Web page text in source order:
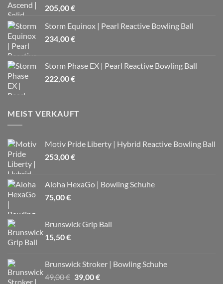
205,00€
Storm Equinox | Pearl Reactive Bowling Ball
234,00€
Storm Phase EX | Pearl Reactive Bowling Ball
222,00€
MEIST VERKAUFT
Motiv Pride Liberty | Hybrid Reactive Bowling Ball
253,00€
Aloha HexaGo | Bowling Schuhe
75,00€
Brunswick Grip Ball
15,50€
Brunswick Stroker | Bowling Schuhe
49,00€ Ursprünglicher
39,00€Aktueller